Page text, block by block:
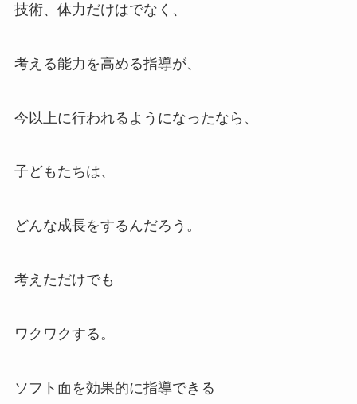
技術、体力だけはでなく、
考える能力を高める指導が、
今以上に行われるようになったなら、
子どもたちは、
どんな成長をするんだろう。
考えただけでも
ワクワクする。
ソフト面を効果的に指導できる